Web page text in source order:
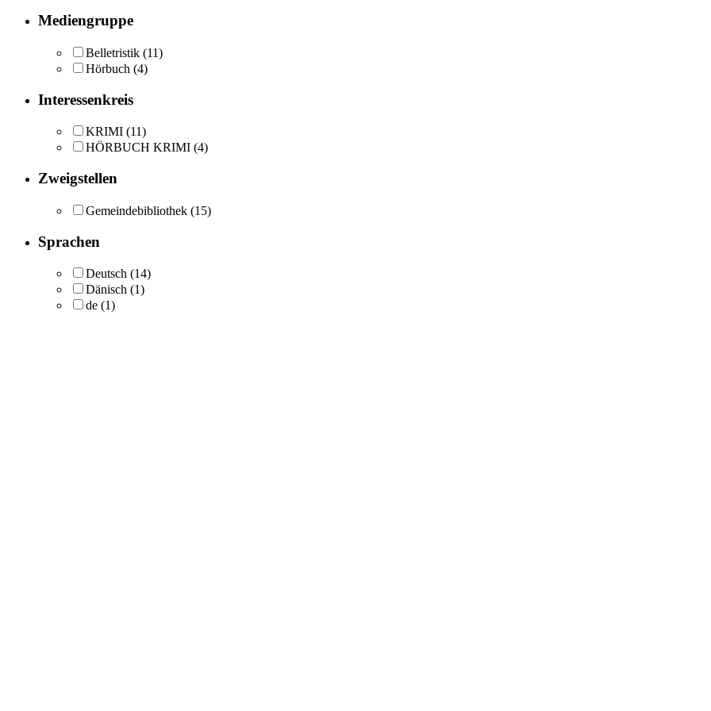
Mediengruppe
Belletristik (11)
Hörbuch (4)
Interessenkreis
KRIMI (11)
HÖRBUCH KRIMI (4)
Zweigstellen
Gemeindebibliothek (15)
Sprachen
Deutsch (14)
Dänisch (1)
de (1)